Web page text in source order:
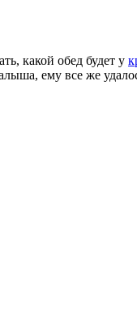
какой обед будет у
ему все же